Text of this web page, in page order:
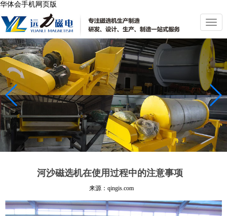
华体会手机网页版
切
换
导
航
河沙磁选机在使用过程中的注意事项
来源：qingis.com